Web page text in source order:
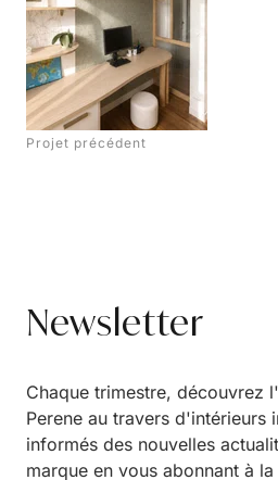
Projet précédent
Newsletter
Chaque trimestre, découvrez
Perene au travers d'intérieurs
informés des nouvelles
marque en vous abonnant à